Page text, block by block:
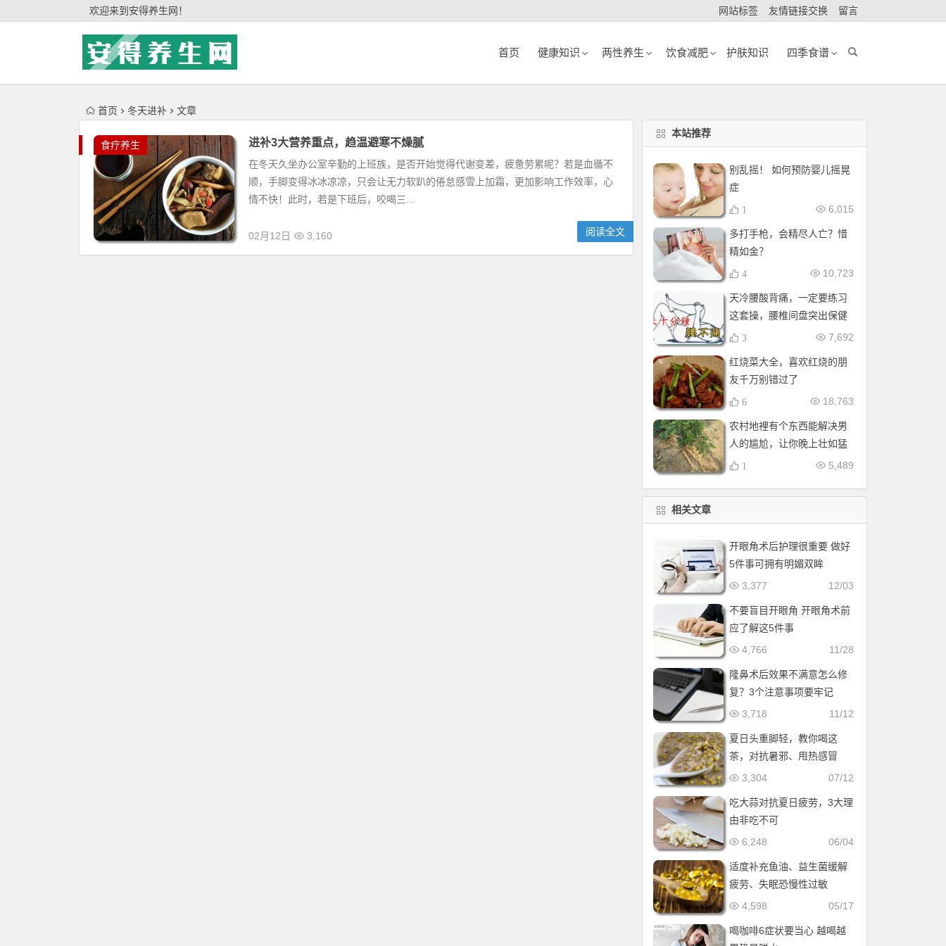
欢迎来到安得养生网！ 网站标签 友情链接交换 留言
首页 健康知识 两性养生 饮食减肥 护肤知识 四季食谱
首页 冬天进补 文章
食疗养生 进补3大营养重点，趋温避寒不燥腻
在冬天久坐办公室辛勤的上班族，是否开始觉得代谢变差，疲惫劳累呢？若是血循不
顺，手脚变得冰冰凉凉，只会让无力软趴的倦怠感雪上加霜，更加影响工作效率，心
情不快！此时，若是下班后，咬喝三...
02月12日 3,160 阅读全文
本站推荐
别乱摇！ 如何预防婴儿摇晃
症
6,015
1
多打手枪，会精尽人亡？惜
精如金？
10,723
4
天冷腰酸背痛，一定要练习
这套操，腰椎间盘突出保健
操，全套收好！每天十分钟
7,692
3
红烧菜大全，喜欢红烧的朋
友千万别错过了
18,763
6
农村地裡有个东西能解决男
人的尴尬，让你晚上壮如猛
牛床受不了
5,489
1
相关文章
开眼角术后护理很重要 做好
5件事可拥有明媚双眸
12/03
3,377
不要盲目开眼角 开眼角术前
应了解这5件事
11/28
4,766
隆鼻术后效果不满意怎么修
复？3个注意事项要牢记
11/12
3,718
夏日头重脚轻，教你喝这
茶，对抗暑邪、甩热感冒
07/12
3,304
吃大蒜对抗夏日疲劳，3大理
由非吃不可
06/04
6,248
适度补充鱼油、益生菌缓解
疲劳、失眠恐慢性过敏
05/17
4,598
喝咖啡6症状要当心 越喝越